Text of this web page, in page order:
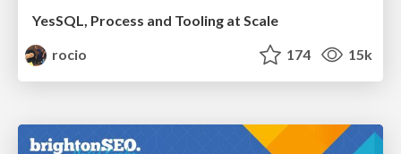
YesSQL, Process and Tooling at Scale
rocio
174 15k